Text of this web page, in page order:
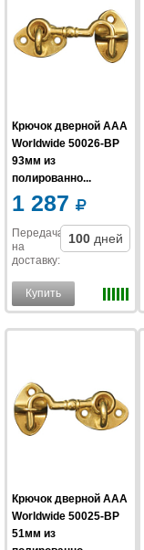
Крючок дверной AAA
Worldwide 50026-BP
93мм из
полированно...
1 287
Передача
на
доставку:
100 дней
Купить
Крючок дверной AAA
Worldwide 50025-BP
51мм из